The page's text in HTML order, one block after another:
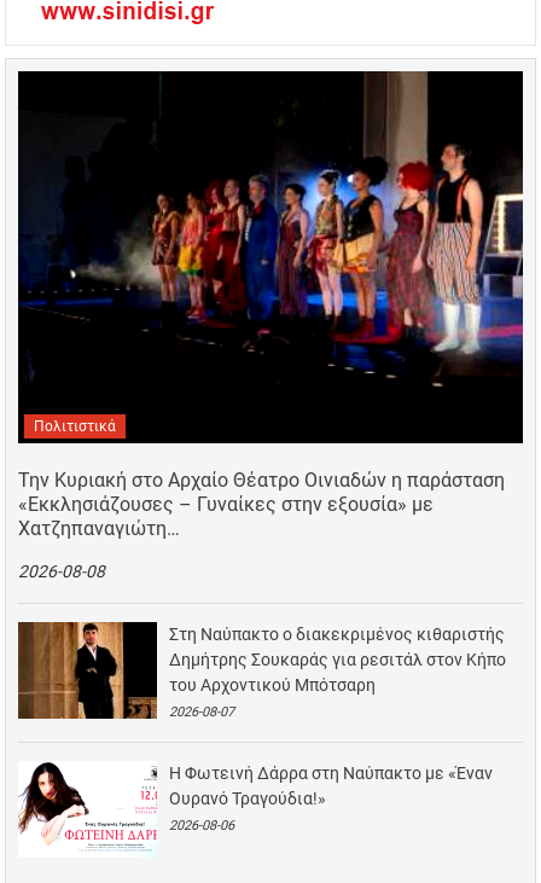
Πολιτιστικά
Την Κυριακή στο Αρχαίο Θέατρο Οινιαδών η παράσταση
«Εκκλησιάζουσες – Γυναίκες στην εξουσία» με
Χατζηπαναγιώτη…
2026-08-08
Στη Ναύπακτο ο διακεκριμένος κιθαριστής
Δημήτρης Σουκαράς για ρεσιτάλ στον Κήπο
του Αρχοντικού Μπότσαρη
2026-08-07
Η Φωτεινή Δάρρα στη Ναύπακτο με «Έναν
Ουρανό Τραγούδια!»
2026-08-06